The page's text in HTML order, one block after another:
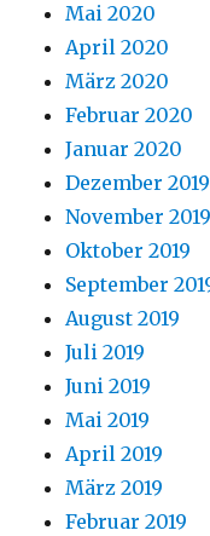
Mai 2020
April 2020
März 2020
Februar 2020
Januar 2020
Dezember 2019
November 2019
Oktober 2019
September
August 2019
Juli 2019
Juni 2019
Mai 2019
April 2019
März 2019
Februar 2019